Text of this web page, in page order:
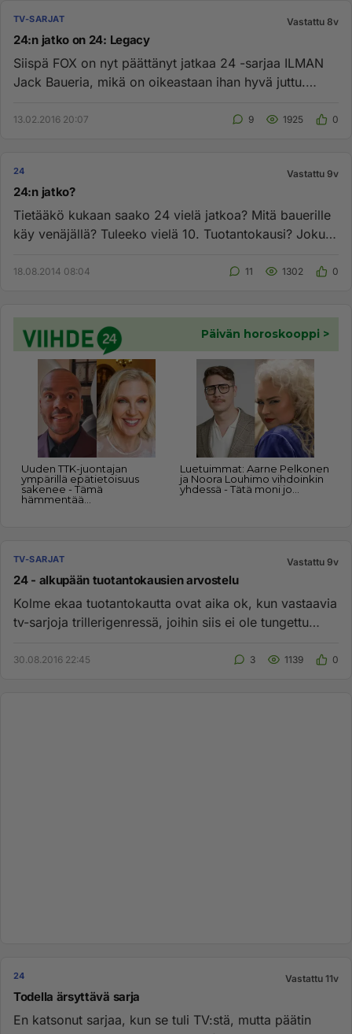
TV-SARJAT Vastattu 8v
24:n jatko on 24: Legacy
Siispä FOX on nyt päättänyt jatkaa 24 -sarjaa ILMAN
Jack Baueria, mikä on oikeastaan ihan hyvä juttu.
13.02.2016 20:07 9 1925 0
24 Vastattu 9v
24:n jatko?
Tietääkö kukaan saako 24 vielä jatkoa? Mitä bauerille
käy venäjällä? Tuleeko vielä 10. Tuotantokausi? Joku
18.08.2014 08:04 11 1302 0
TV-SARJAT Vastattu 9v
24 - alkupään tuotantokausien arvostelu
Kolme ekaa tuotantokautta ovat aika ok, kun vastaavia
tv-sarjoja trillerigenressä, joihin siis ei ole tungettu
30.08.2016 22:45 3 1139 0
24 Vastattu 11v
Todella ärsyttävä sarja
En katsonut sarjaa, kun se tuli TV:stä, mutta päätin